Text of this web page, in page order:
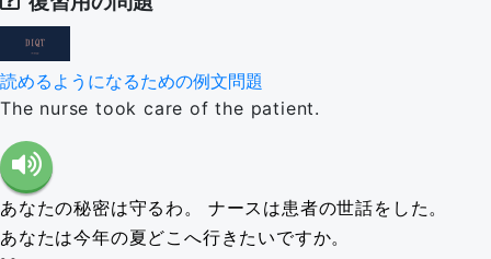
読めるようになるための例文問題
The nurse took care of the patient.
あなたの秘密は守るわ。
ナースは患者の世話をした。
あなたは今年の夏どこへ行きたいですか。